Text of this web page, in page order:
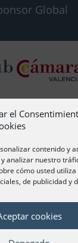
el
contenido y
analizar nuestro
cómo usted
de publicidad y
cookies
Global
Contacto
961 366 212
Síguenos